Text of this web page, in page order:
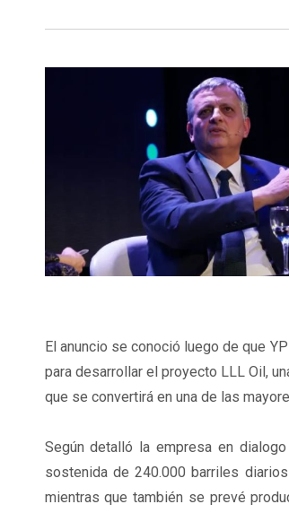
El anuncio se conoció luego de que
para desarrollar el proyecto LLL Oil,
que se convertirá en una de las
Según detalló la empresa en
sostenida de 240.000 barriles
mientras que también se prevé